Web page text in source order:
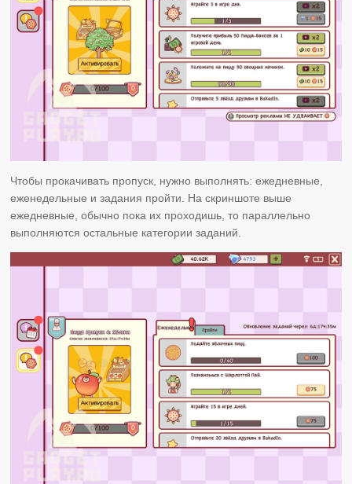
Чтобы прокачивать пропуск, нужно выполнять: ежедневные,
еженедельные и задания пройти. На скриншоте выше
ежедневные, обычно пока их проходишь, то параллельно
выполняются остальные категории заданий.